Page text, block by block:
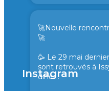
🚀Nouvelle
🚀
🥳 Le 29 mai
sont retrouvés à
diner !
Instagram